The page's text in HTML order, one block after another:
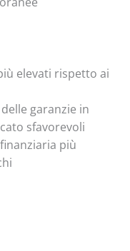
elevati rispetto ai
garanzie in
sfavorevoli
più